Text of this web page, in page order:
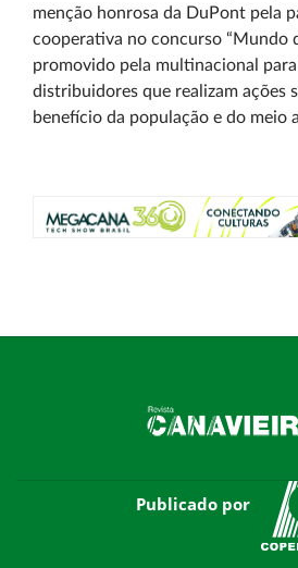
menção honrosa da DuPont pela
cooperativa no concurso “Mundo
promovido pela multinacional
distribuidores que realizam ações
benefício da população e do meio
Publicado por